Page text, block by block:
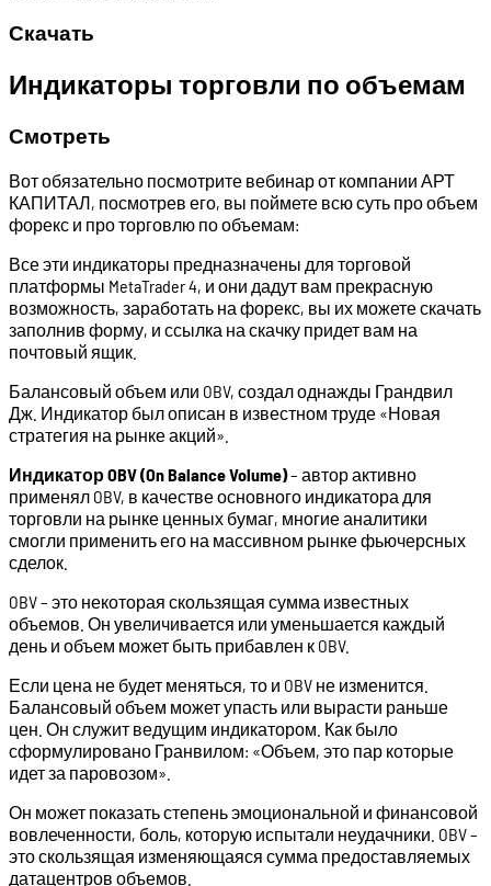
Скачать
Индикаторы торговли по объемам
Смотреть
Вот обязательно посмотрите вебинар от компании АРТ
КАПИТАЛ, посмотрев его, вы поймете всю суть про объем
форекс и про торговлю по объемам:
Все эти индикаторы предназначены для торговой
платформы MetaTrader 4, и они дадут вам прекрасную
возможность, заработать на форекс, вы их можете скачать
заполнив форму, и ссылка на скачку придет вам на
почтовый ящик.
Балансовый объем или OBV, создал однажды Грандвил
Дж. Индикатор был описан в известном труде «Новая
стратегия на рынке акций».
Индикатор OBV (On Balance Volume)– автор активно
применял OBV, в качестве основного индикатора для
торговли на рынке ценных бумаг, многие аналитики
смогли применить его на массивном рынке фьючерсных
сделок.
OBV – это некоторая скользящая сумма известных
объемов. Он увеличивается или уменьшается каждый
день и объем может быть прибавлен к OBV.
Если цена не будет меняться, то и OBV не изменится.
Балансовый объем может упасть или вырасти раньше
цен. Он служит ведущим индикатором. Как было
сформулировано Гранвилом: «Объем, это пар которые
идет за паровозом».
Он может показать степень эмоциональной и финансовой
вовлеченности, боль, которую испытали неудачники. OBV –
это скользящая изменяющаяся сумма предоставляемых
датацентров объемов.